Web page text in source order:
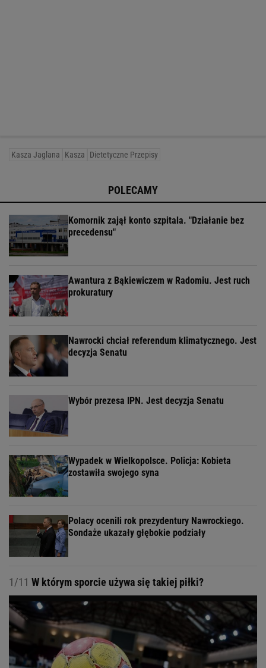
Kasza Jaglana Kasza Dietetyczne Przepisy
POLECAMY
Komornik zajął konto szpitala. "Działanie bez
precedensu"
Awantura z Bąkiewiczem w Radomiu. Jest ruch
prokuratury
Nawrocki chciał referendum klimatycznego. Jest
decyzja Senatu
Wybór prezesa IPN. Jest decyzja Senatu
Wypadek w Wielkopolsce. Policja: Kobieta
zostawiła swojego syna
Polacy ocenili rok prezydentury Nawrockiego.
Sondaże ukazały głębokie podziały
1/11 W którym sporcie używa się takiej piłki?